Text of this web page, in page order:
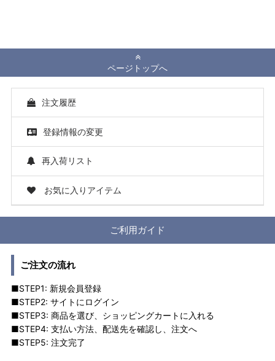
ページトップへ
注文履歴
登録情報の変更
再入荷リスト
お気に入りアイテム
ご利用ガイド
ご注文の流れ
■STEP1: 新規会員登録
■STEP2: サイトにログイン
■STEP3: 商品を選び、ショッピングカートに入れる
■STEP4: 支払い方法、配送先を確認し、注文へ
■STEP5: 注文完了